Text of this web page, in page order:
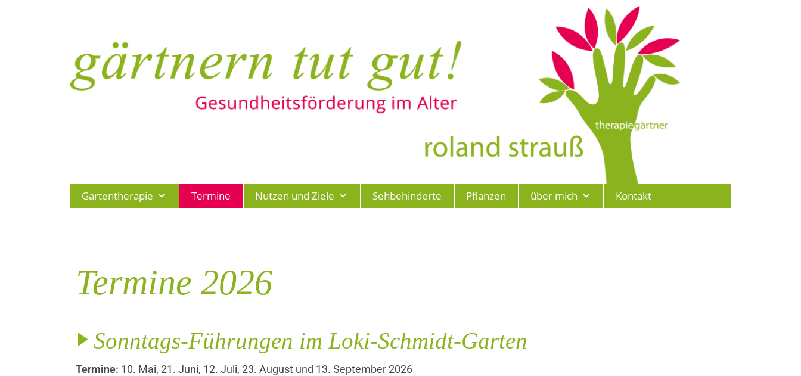
Gartentherapie Termine Nutzen und Ziele Sehbehinderte Pflanzen über mich Kontakt
Termine 2026
Sonntags-Führungen im Loki-Schmidt-Garten
Termine: 10. Mai, 21. Juni, 12. Juli, 23. August und 13. September 2026